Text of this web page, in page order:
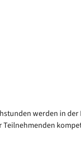
wer­den in der
Teil­neh­men­den